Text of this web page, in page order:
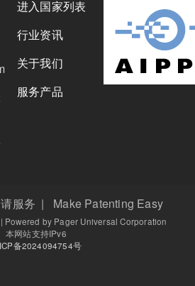
进入国家列表
行业资讯
关于我们
服务产品
服务 | Make Patenting Easy
by Pager Universal Corporation
本网站支持IPv6
备2024094754号